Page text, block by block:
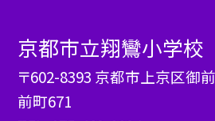
京都市立翔鸞小学校
〒602-8393 京都市上京区御
前町671